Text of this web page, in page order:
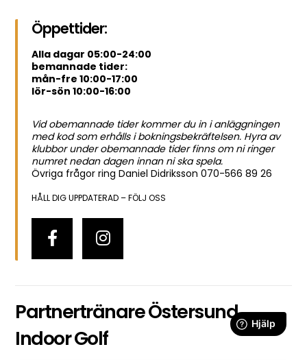
Öppettider:
Alla dagar 05:00-24:00
bemannade tider:
mån-fre 10:00-17:00
lör-sön 10:00-16:00
Vid obemannade tider kommer du in i anläggningen
med kod som erhålls i bokningsbekräftelsen. Hyra av
klubbor under obemannade tider finns om ni ringer
numret nedan dagen innan ni ska spela.
Övriga frågor ring Daniel Didriksson 070-566 89 26
HÅLL DIG UPPDATERAD – FÖLJ OSS
Partnertränare Östersund
Indoor Golf